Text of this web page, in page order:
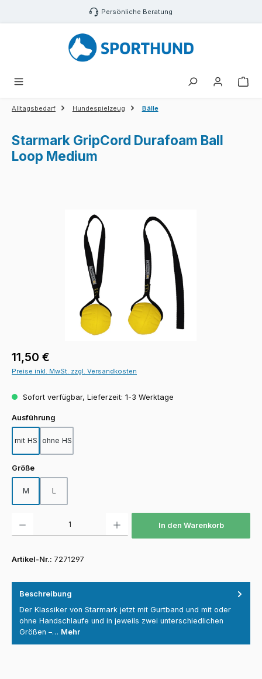
Zum Hauptinhalt springen Persönliche Beratung
Alltagsbedarf Hundespielzeug Bälle
Starmark GripCord Durafoam Ball
Loop Medium
Bildergalerie überspringen
Regulärer Preis:
11,50 €
Preise inkl. MwSt. zzgl. Versandkosten
Sofort verfügbar, Lieferzeit: 1-3 Werktage
Ausführung
mit HS ohne HS
Größeauswählen
M L
In den Warenkorb
Artikel-Nr.: 7271297
Beschreibung
Der Klassiker von Starmark jetzt mit Gurtband und mit oder
ohne Handschlaufe und in jeweils zwei unterschiedlichen
Größen –… Mehr